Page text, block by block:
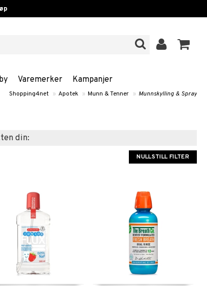
Varemerker Kampanjer
Shopping4net » Apotek » Munn & Tenner » Munnskylling & Spray
din:
NULLSTILL FILTER